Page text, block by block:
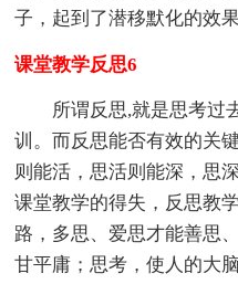
子，起到了潜移默化的效果
课堂教学反思6
所谓反思,就是思考过
训。而反思能否有效的关
则能活，思活则能深，思
课堂教学的得失，反思教
路，多思、爱思才能善思
甘平庸；思考，使人的大